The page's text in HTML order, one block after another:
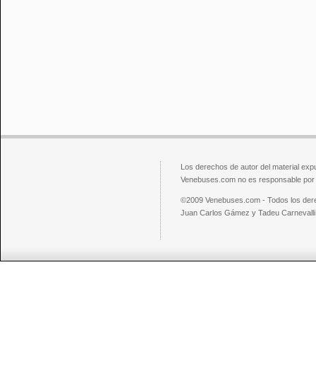
Los derechos de autor del material
Venebuses.com no es responsable
©2009 Venebuses.com - Todos los
Juan Carlos Gámez y Tadeu Carnevalli